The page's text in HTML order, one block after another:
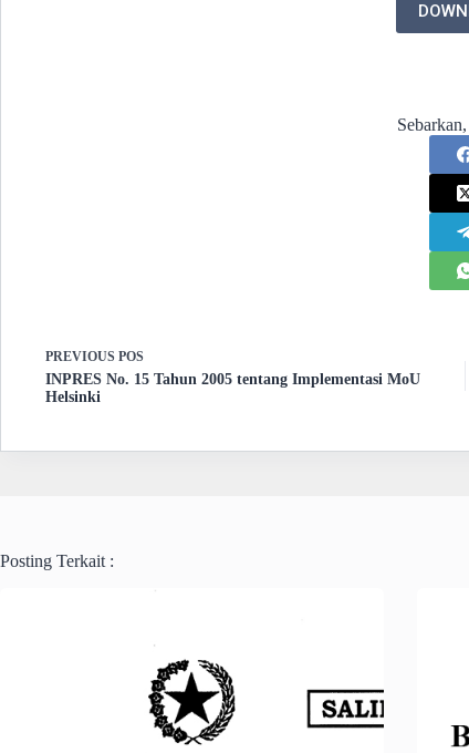
PREVIOUS POS
INPRES No. 15 Tahun 2005 tentang Implementasi MoU
Helsinki
Posting Terkait :